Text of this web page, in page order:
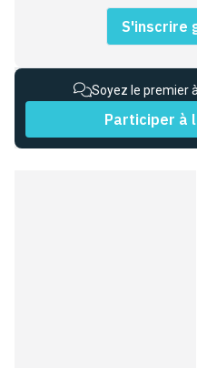
S'inscrire
Soyez le premier
Participer à